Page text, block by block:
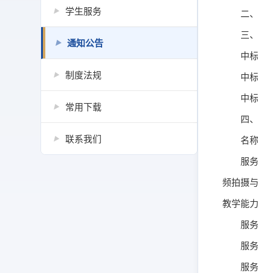
▶ 学生服务
▶ 通知公告
▶ 制度法规
▶ 常用下载
▶ 联系我们
二
三
中
中
中
四
名
服
频拍摄
教学能
服
服
服